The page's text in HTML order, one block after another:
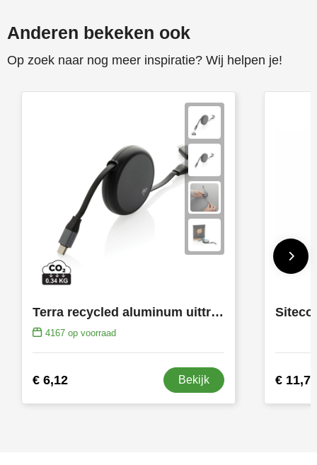
Anderen bekeken ook
Op zoek naar nog meer inspiratie? Wij helpen je!
Terra recycled aluminum uittrekbare 240W kabel
4167op voorraad
€ 6,12 Bekijk € 11,79